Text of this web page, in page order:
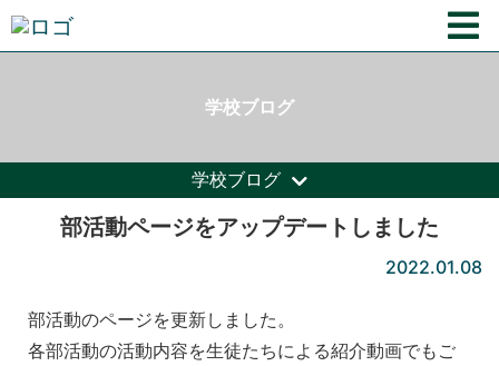
学校ブログ
学校ブログ
部活動ページをアップデートしました
2022.01.08
部活動のページを更新しました。
各部活動の活動内容を生徒たちによる紹介動画でもご